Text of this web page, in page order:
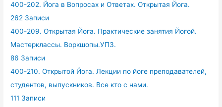
400-202. Йога в Вопросах и Ответах. Открытая Йога.
262 Записи
400-209. Открытая Йога. Практические занятия Йогой.
Мастерклассы. Воркшопы.УПЗ.
86 Записи
400-210. Открытой Йога. Лекции по йоге преподавателей,
студентов, выпускников. Все кто с нами.
111 Записи